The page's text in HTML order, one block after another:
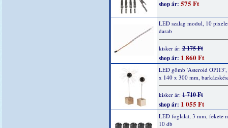
shop ár: 575 Ft
LED szalag modul, 10
darab
kisker ár:2 175 Ft
shop ár: 1 860 Ft
LED gömb 'Asteroid
x 140 x 300 mm,
kisker ár:1 710 Ft
shop ár: 1 055 Ft
LED foglalat, 3 mm, fekete
10 db